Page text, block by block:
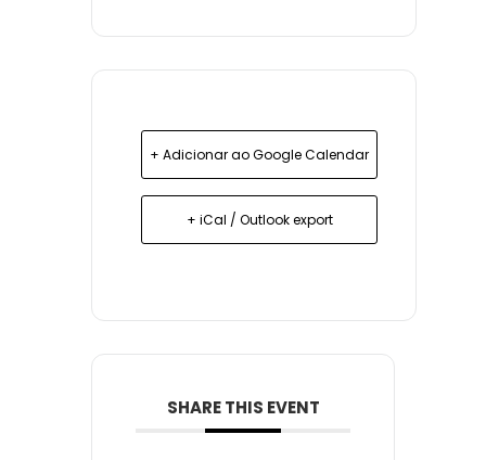
+ Adicionar ao Google Calendar
+ iCal / Outlook export
SHARE THIS EVENT